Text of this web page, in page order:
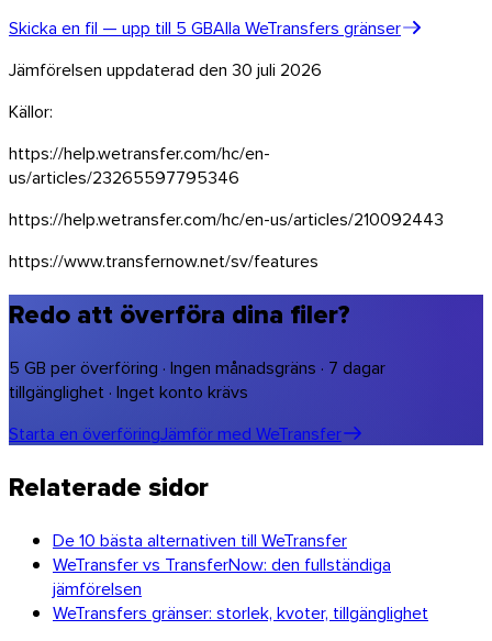
Skicka en fil — upp till 5 GBAlla WeTransfers gränser
Jämförelsen uppdaterad den 30 juli 2026
Källor:
https://help.wetransfer.com/hc/en-
us/articles/23265597795346
https://help.wetransfer.com/hc/en-us/articles/210092443
https://www.transfernow.net/sv/features
Redo att överföra dina filer?
5 GB per överföring · Ingen månadsgräns · 7 dagar
tillgänglighet · Inget konto krävs
Starta en överföringJämför med WeTransfer
Relaterade sidor
De 10 bästa alternativen till WeTransfer
WeTransfer vs TransferNow: den fullständiga
jämförelsen
WeTransfers gränser: storlek, kvoter, tillgänglighet